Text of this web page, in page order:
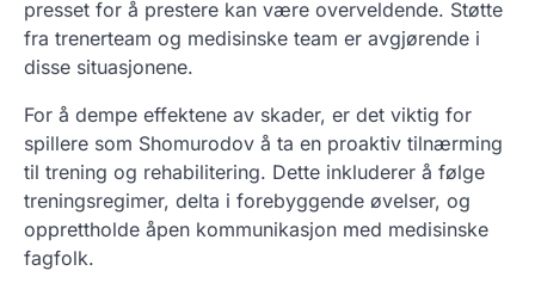
presset for å prestere kan være overveldende. Støtte
fra trenerteam og medisinske team er avgjørende i
disse situasjonene.
For å dempe effektene av skader, er det viktig for
spillere som Shomurodov å ta en proaktiv tilnærming
til trening og rehabilitering. Dette inkluderer å følge
treningsregimer, delta i forebyggende øvelser, og
opprettholde åpen kommunikasjon med medisinske
fagfolk.